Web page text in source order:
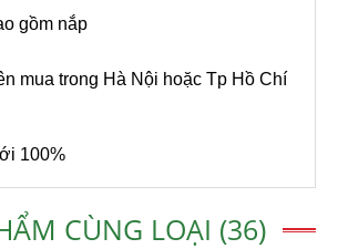
gồm nắp
mua trong Hà Nội hoặc Tp Hồ Chí
100%
CÙNG LOẠI (36)